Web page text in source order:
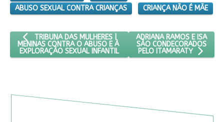
ABUSO SEXUAL CONTRA CRIANÇAS
CRIANÇA NÃO É MÃE
ARTIGO ANTERIOR: TRIBUNA DAS MULHERES | MENINAS
TRIBUNA DAS MULHERES |
MENINAS CONTRA O ABUSO E À
EXPLORAÇÃO SEXUAL INFANTIL
PRÓXIMO ARTIGO:
ADRIANA RAMOS E ISA
SÃO CONDECORADOS
PELO ITAMARATY